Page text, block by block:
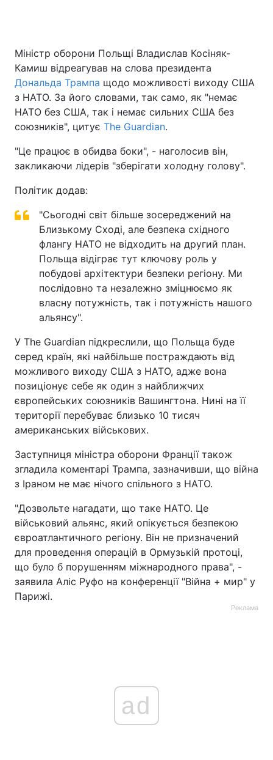
Міністр оборони Польщі Владислав Косіняк-
Камиш відреагував на слова президента
Дональда Трампа щодо можливості виходу США
з НАТО. За його словами, так само, як "немає
НАТО без США, так і немає сильних США без
союзників", цитує The Guardian.
"Це працює в обидва боки", - наголосив він,
закликаючи лідерів "зберігати холодну голову".
Політик додав:
"Сьогодні світ більше зосереджений на
Близькому Сході, але безпека східного
флангу НАТО не відходить на другий план.
Польща відіграє тут ключову роль у
побудові архітектури безпеки регіону. Ми
послідовно та незалежно зміцнюємо як
власну потужність, так і потужність нашого
альянсу".
У The Guardian підкреслили, що Польща буде
серед країн, які найбільше постраждають від
можливого виходу США з НАТО, адже вона
позиціонує себе як один з найближчих
європейських союзників Вашингтона. Нині на її
території перебуває близько 10 тисяч
американських військових.
Заступниця міністра оборони Франції також
згладила коментарі Трампа, зазначивши, що війна
з Іраном не має нічого спільного з НАТО.
"Дозвольте нагадати, що таке НАТО. Це
військовий альянс, який опікується безпекою
євроатлантичного регіону. Він не призначений
для проведення операцій в Ормузькій протоці,
що було б порушенням міжнародного права", -
заявила Аліс Руфо на конференції "Війна + мир" у
Парижі.
Реклама
ad